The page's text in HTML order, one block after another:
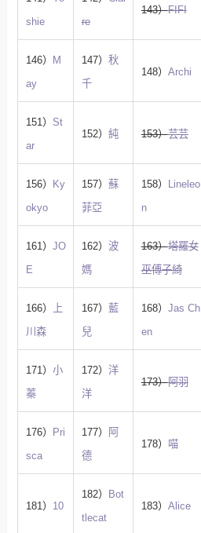
shie
re
143）FIFI
146） M
ay
147） 秋
千
148） Archi
151） St
ar
152） 純 153）芸芸
156） Ky
okyo
157） 蘇
菲亞
158） Lineleo
n
161） JO
E
162） 波
媽
163）塔羅女
巫傅子綺
166）
上
川森
167） 藍
兒
168） Jas Ch
en
171） 小
蓁
172） 洋
洋
173）阿羽
176） Pri
sca
177）
阿
德
178） 喵
181） 10
182） Bot
tlecat
183） Alice